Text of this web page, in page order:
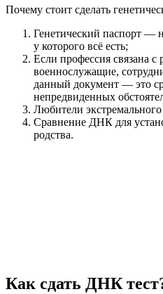
Почему стоит сделать
Генетический паспорт —
у которого всё есть;
Если профессия связана
военнослужащие,
данный документ — это
непредвиденных
Любители
Сравнение ДНК для
родства.
Как сдать ДНК